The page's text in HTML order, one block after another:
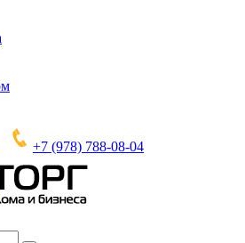
+7 (978) 788-08-04